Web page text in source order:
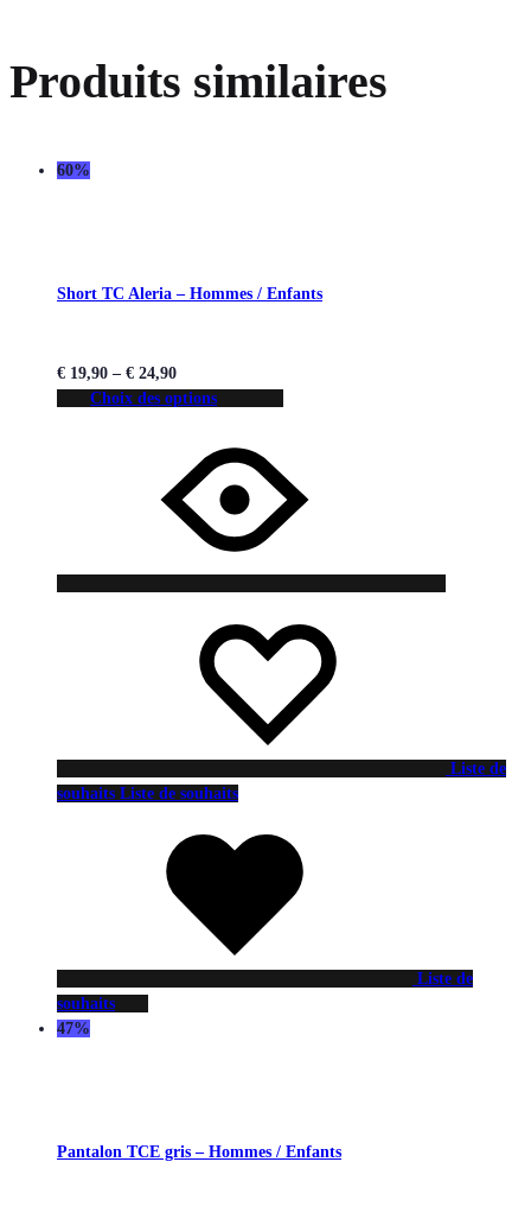
Produits similaires
60%
Short TC Aleria – Hommes / Enfants
€ 19,90 – € 24,90
Choix des options
Liste de
souhaits Liste de souhaits
Liste de
souhaits
47%
Pantalon TCE gris – Hommes / Enfants